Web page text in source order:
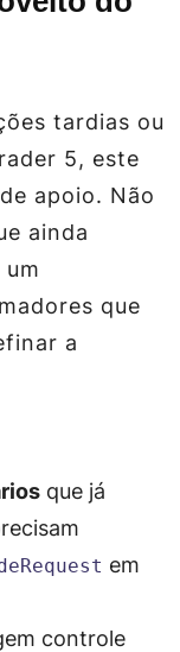
tardias ou
5, este
apoio. Não
ainda
um
que
a
que já
em
controle